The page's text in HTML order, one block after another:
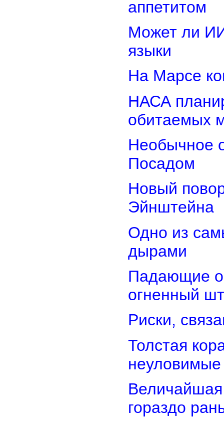
аппетитом
Может ли
языки
На Марсе
НАСА
обитаемых
Необычное
Посадом
Новый
Эйнштейна
Одно из
дырами
Падающие
огненный
Риски,
Толстая
Величайшая
гораздо